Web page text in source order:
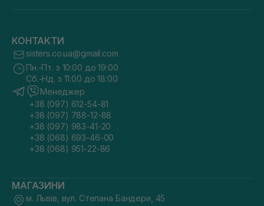
КОНТАКТИ
sisters.co.ua@gmail.com
Пн.-Пт. з 10:00 до 19:00
Сб.-Нд. з 11:00 до 18:00
Менеджер
+38 (097) 612-54-81
+38 (097) 788-12-88
+38 (097) 983-41-20
+38 (068) 693-46-00
+38 (068) 951-22-86
МАГАЗИНИ
м. Львів, вул. Степана Бандери, 45